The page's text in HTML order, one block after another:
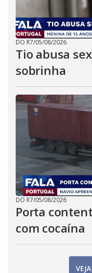
DO R7/05/08/2026
Tio abusa
sobrinha
DO R7/05/08/2026
Porta
com cocaína